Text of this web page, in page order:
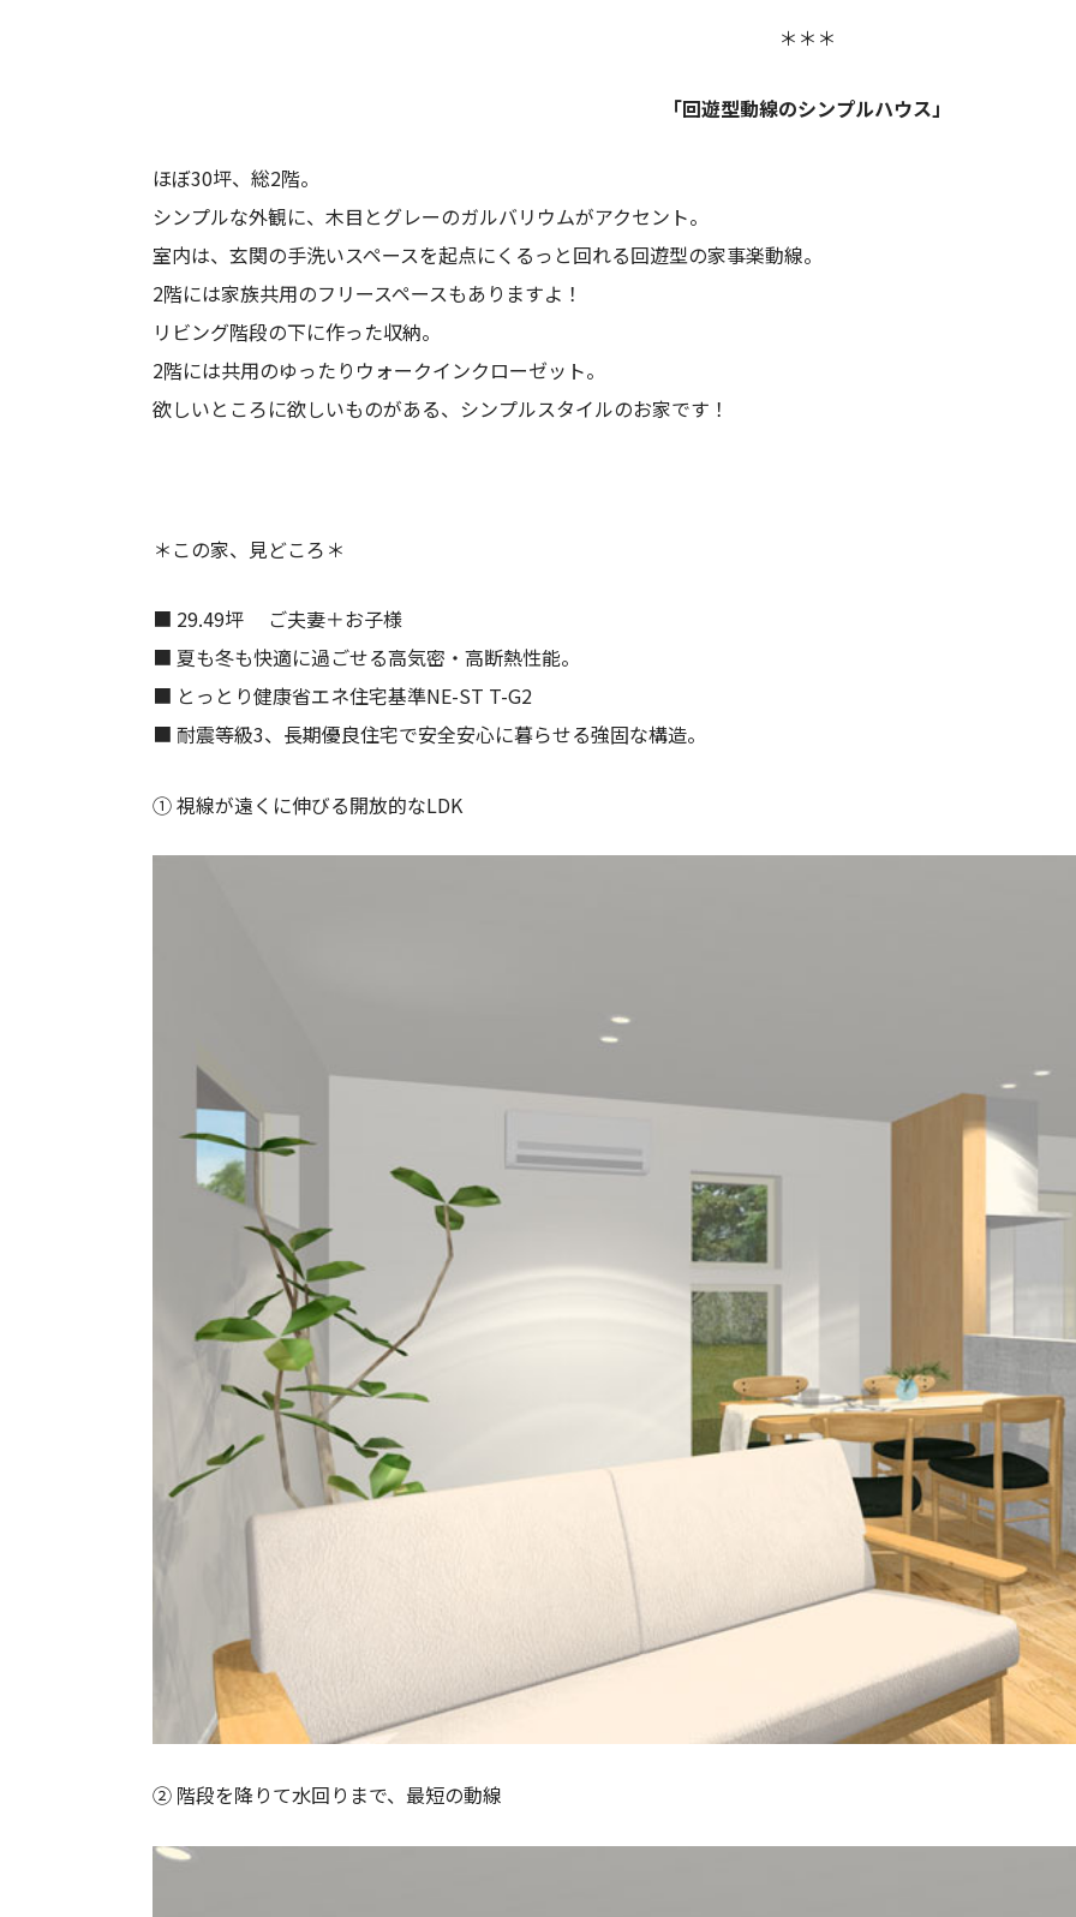
＊＊＊
「回遊型動線のシンプルハウス」
ほぼ30坪、総2階。
シンプルな外観に、木目とグレーのガルバリウムがアクセント。
室内は、玄関の手洗いスペースを起点にくるっと回れる回遊型の家事楽動線。
2階には家族共用のフリースペースもありますよ！
リビング階段の下に作った収納。
2階には共用のゆったりウォークインクローゼット。
欲しいところに欲しいものがある、シンプルスタイルのお家です！
＊この家、見どころ＊
■ 29.49坪 ご夫妻＋お子様
■ 夏も冬も快適に過ごせる高気密・高断熱性能。
■ とっとり健康省エネ住宅基準NE-ST T-G2
■ 耐震等級3、長期優良住宅で安全安心に暮らせる強固な構造。
➀ 視線が遠くに伸びる開放的なLDK
➁ 階段を降りて水回りまで、最短の動線